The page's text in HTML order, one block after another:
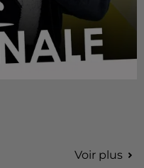
Voir plus